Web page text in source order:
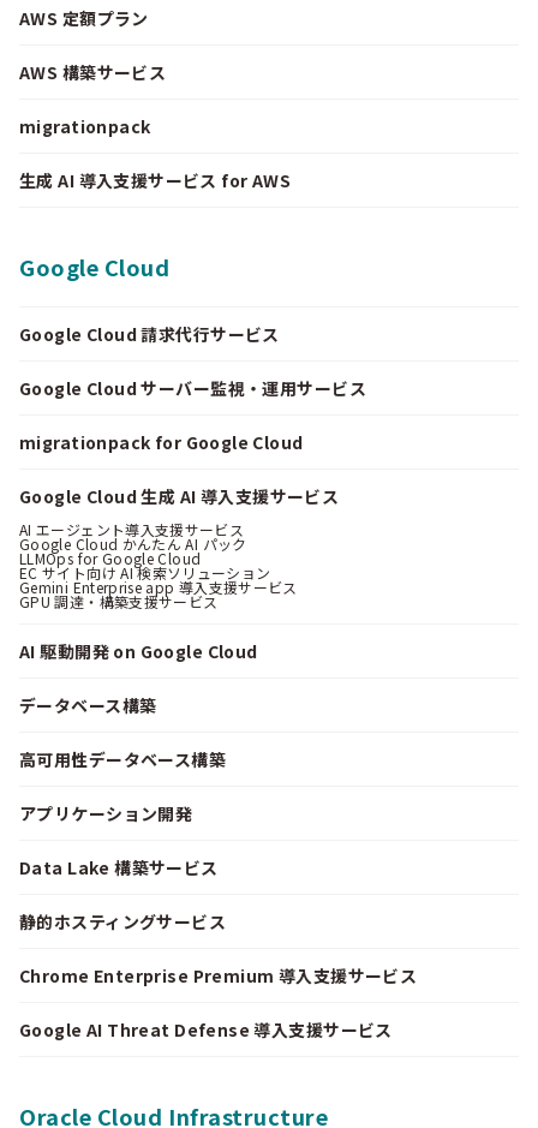
AWS 定額プラン
AWS 構築サービス
migrationpack
生成 AI 導入支援サービス for AWS
Google Cloud
Google Cloud 請求代行サービス
Google Cloud サーバー監視・運用サービス
migrationpack for Google Cloud
Google Cloud 生成 AI 導入支援サービス
AI エージェント導入支援サービス
Google Cloud かんたん AI パック
LLMOps for Google Cloud
EC サイト向け AI 検索ソリューション
Gemini Enterprise app 導入支援サービス
GPU 調達・構築支援サービス
AI 駆動開発 on Google Cloud
データベース構築
高可用性データベース構築
アプリケーション開発
Data Lake 構築サービス
静的ホスティングサービス
Chrome Enterprise Premium 導入支援サービス
Google AI Threat Defense 導入支援サービス
Oracle Cloud Infrastructure